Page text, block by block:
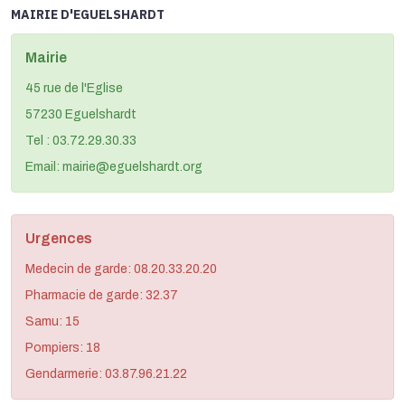
MAIRIE D'EGUELSHARDT
Mairie
45 rue de l'Eglise
57230 Eguelshardt
Tel : 03.72.29.30.33
Email: mairie@eguelshardt.org
Urgences
Medecin de garde: 08.20.33.20.20
Pharmacie de garde: 32.37
Samu: 15
Pompiers: 18
Gendarmerie: 03.87.96.21.22